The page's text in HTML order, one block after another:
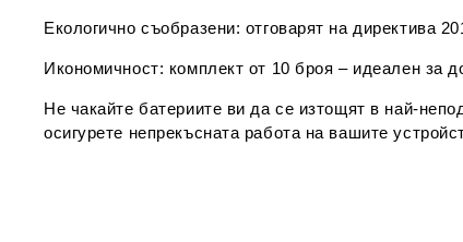
Екологично съобразени: отговарят на директива
Икономичност: комплект от 10 броя – идеален за
Не чакайте батериите ви да се изтощят в най-
осигурете непрекъсната работа на вашите